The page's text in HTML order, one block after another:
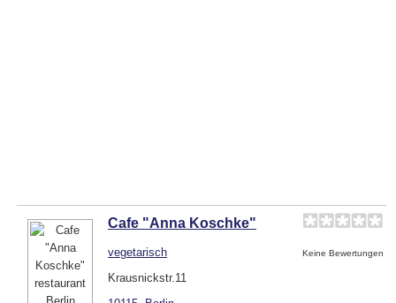
Cafe "Anna Koschke"
vegetarisch Keine Bewertungen
Krausnickstr.11